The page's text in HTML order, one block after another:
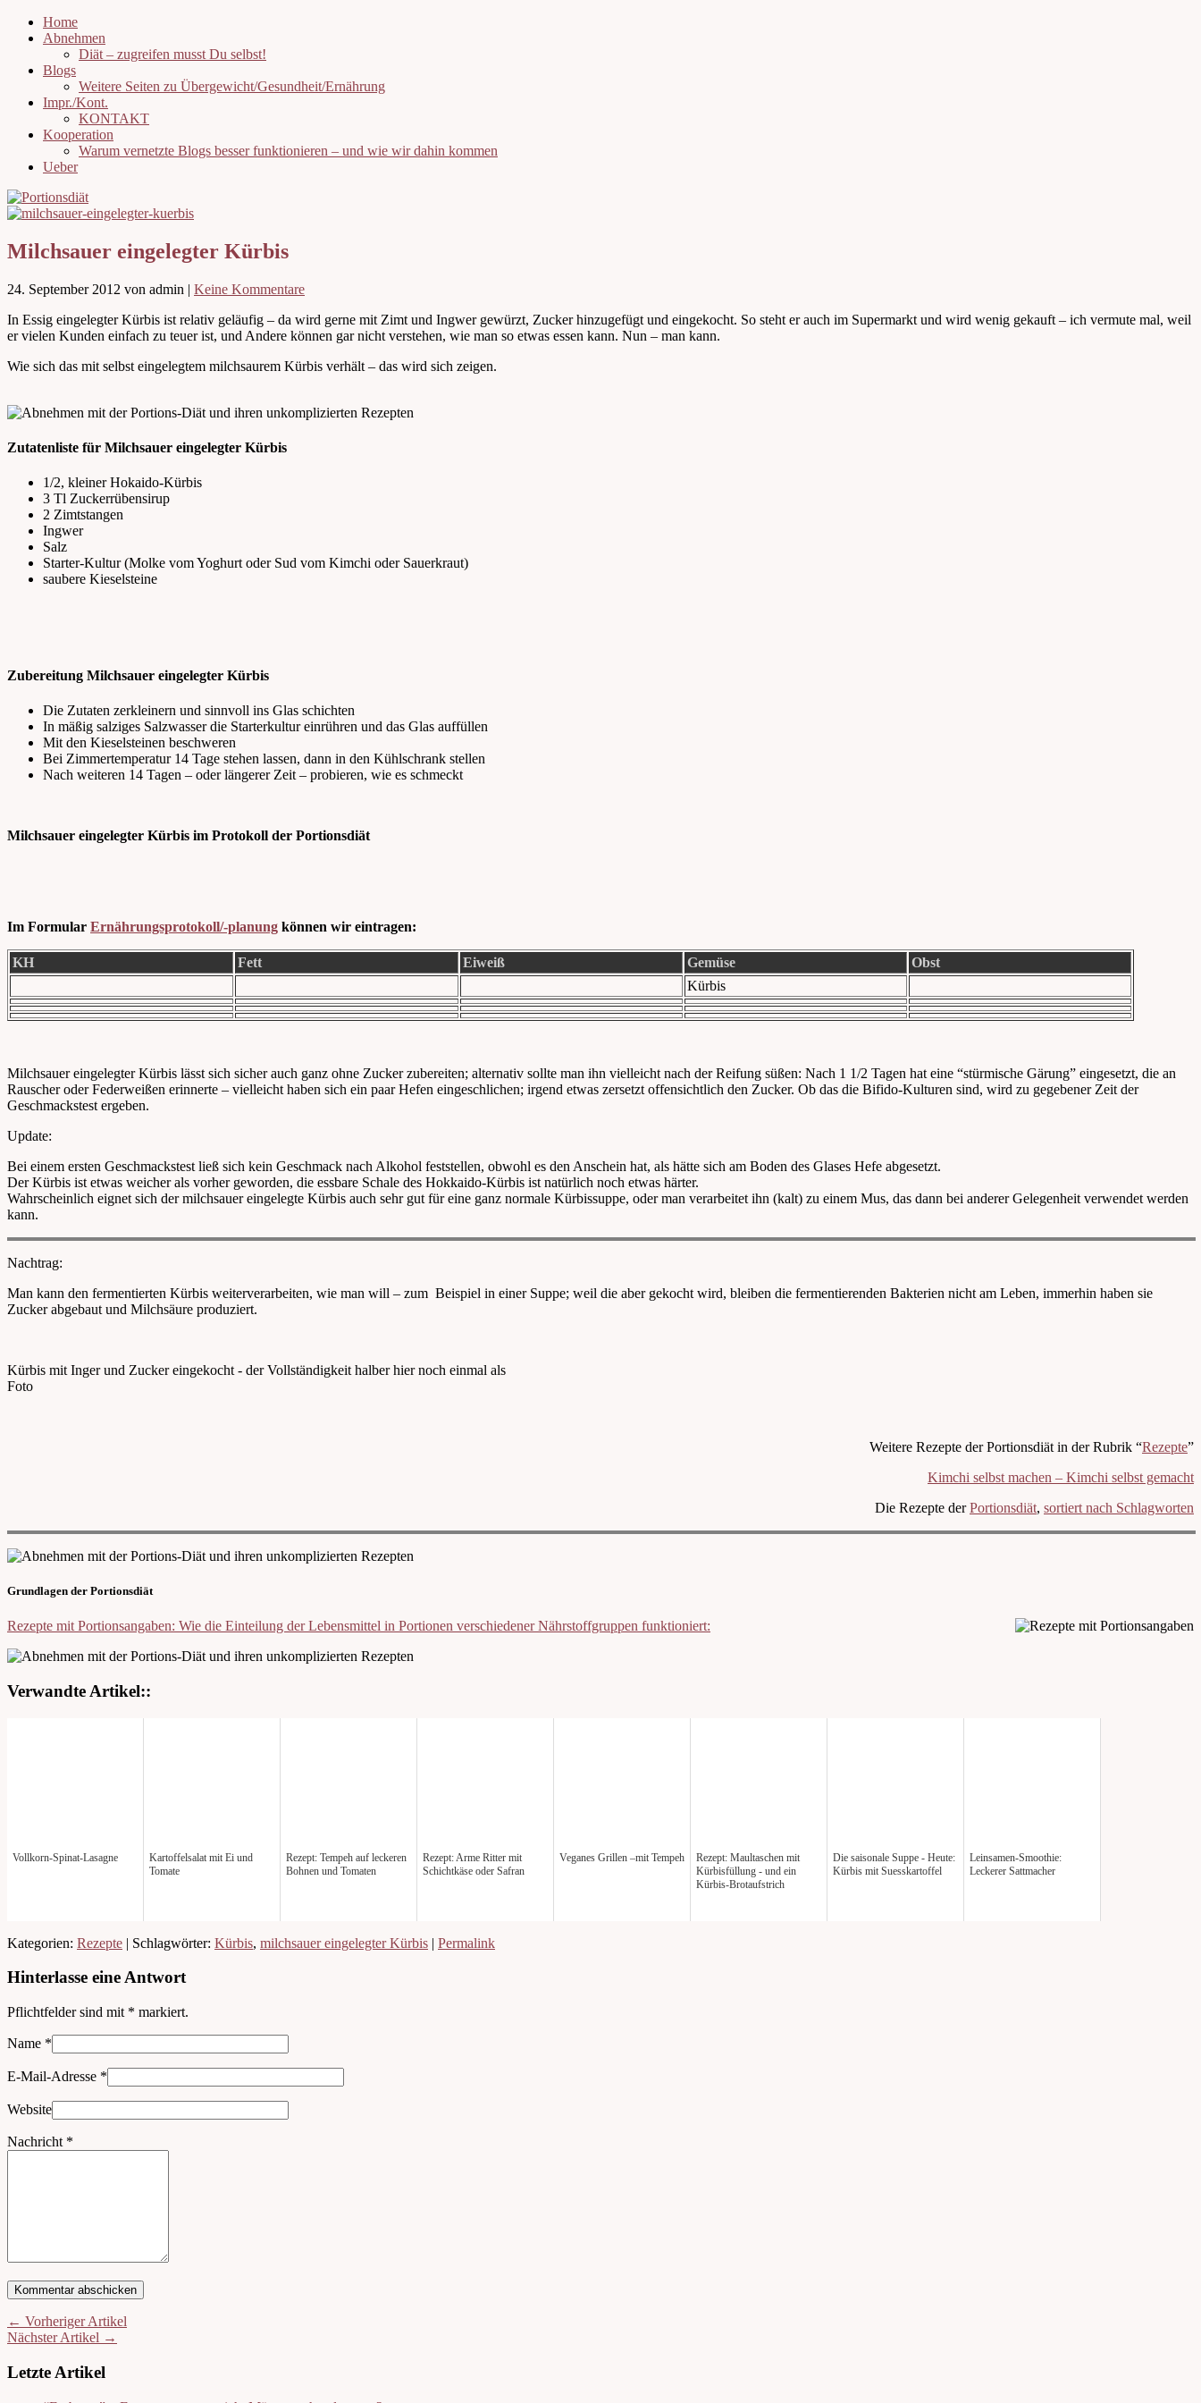
Home
Abnehmen
Diät – zugreifen musst Du selbst!
Blogs
Weitere Seiten zu Übergewicht/Gesundheit/Ernährung
Impr./Kont.
KONTAKT
Kooperation
Warum vernetzte Blogs besser funktionieren – und wie wir dahin kommen
Ueber
Milchsauer eingelegter Kürbis
24. September 2012 von admin | Keine Kommentare
In Essig eingelegter Kürbis ist relativ geläufig – da wird gerne mit Zimt und Ingwer gewürzt, Zucker hinzugefügt und eingekocht. So steht er auch im Supermarkt und wird wenig gekauft – ich vermute mal, weil
er vielen Kunden einfach zu teuer ist, und Andere können gar nicht verstehen, wie man so etwas essen kann. Nun – man kann.
Wie sich das mit selbst eingelegtem milchsaurem Kürbis verhält – das wird sich zeigen.
Zutatenliste für Milchsauer eingelegter Kürbis
1/2, kleiner Hokaido-Kürbis
3 Tl Zuckerrübensirup
2 Zimtstangen
Ingwer
Salz
Starter-Kultur (Molke vom Yoghurt oder Sud vom Kimchi oder Sauerkraut)
saubere Kieselsteine
Zubereitung Milchsauer eingelegter Kürbis
Die Zutaten zerkleinern und sinnvoll ins Glas schichten
In mäßig salziges Salzwasser die Starterkultur einrühren und das Glas auffüllen
Mit den Kieselsteinen beschweren
Bei Zimmertemperatur 14 Tage stehen lassen, dann in den Kühlschrank stellen
Nach weiteren 14 Tagen – oder längerer Zeit – probieren, wie es schmeckt
Milchsauer eingelegter Kürbis im Protokoll der Portionsdiät
Im Formular Ernährungsprotokoll/-planung können wir eintragen:
KH Fett Eiweiß Gemüse
Obst
Kürbis
Milchsauer eingelegter Kürbis lässt sich sicher auch ganz ohne Zucker zubereiten; alternativ sollte man ihn vielleicht nach der Reifung süßen: Nach 1 1/2 Tagen hat eine “stürmische Gärung” eingesetzt, die an
Rauscher oder Federweißen erinnerte – vielleicht haben sich ein paar Hefen eingeschlichen; irgend etwas zersetzt offensichtlich den Zucker. Ob das die Bifido-Kulturen sind, wird zu gegebener Zeit der
Geschmackstest ergeben.
Update:
Bei einem ersten Geschmackstest ließ sich kein Geschmack nach Alkohol feststellen, obwohl es den Anschein hat, als hätte sich am Boden des Glases Hefe abgesetzt.
Der Kürbis ist etwas weicher als vorher geworden, die essbare Schale des Hokkaido-Kürbis ist natürlich noch etwas härter.
Wahrscheinlich eignet sich der milchsauer eingelegte Kürbis auch sehr gut für eine ganz normale Kürbissuppe, oder man verarbeitet ihn (kalt) zu einem Mus, das dann bei anderer Gelegenheit verwendet werden
kann.
Nachtrag:
Man kann den fermentierten Kürbis weiterverarbeiten, wie man will – zum Beispiel in einer Suppe; weil die aber gekocht wird, bleiben die fermentierenden Bakterien nicht am Leben, immerhin haben sie
Zucker abgebaut und Milchsäure produziert.
Kürbis mit Inger und Zucker eingekocht - der Vollständigkeit halber hier noch einmal als
Foto
Weitere Rezepte der Portionsdiät in der Rubrik “Rezepte”
Kimchi selbst machen – Kimchi selbst gemacht
Die Rezepte derPortionsdiät, sortiert nach Schlagworten
Grundlagen der Portionsdiät
Rezepte mit Portionsangaben: Wie die Einteilung der Lebensmittel in Portionen verschiedener Nährstoffgruppen funktioniert:
Verwandte Artikel::
Vollkorn-Spinat-Lasagne
Kartoffelsalat mit Ei und
Tomate
Rezept: Tempeh auf leckeren
Bohnen und Tomaten
Rezept: Arme Ritter mit
Schichtkäse oder Safran
Veganes Grillen –mit Tempeh
Rezept: Maultaschen mit
Kürbisfüllung - und ein
Kürbis-Brotaufstrich
Die saisonale Suppe - Heute:
Kürbis mit Suesskartoffel
Leinsamen-Smoothie:
Leckerer Sattmacher
Kategorien: Rezepte | Schlagwörter: Kürbis, milchsauer eingelegter Kürbis | Permalink
Hinterlasse eine Antwort
Pflichtfelder sind mit * markiert.
Name *
E-Mail-Adresse *
Website
Nachricht *
← Vorheriger Artikel
Nächster Artikel →
Letzte Artikel